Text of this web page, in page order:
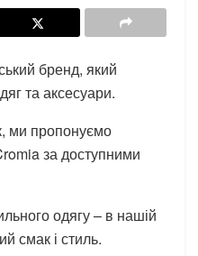
бренд, який
та аксесуари.
ми пропонуємо
за доступними
одягу – в нашій
смак і стиль.